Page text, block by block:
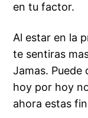
en tu factor.
Al estar en la
te sentiras
Jamas. Puede
hoy por hoy
ahora estas